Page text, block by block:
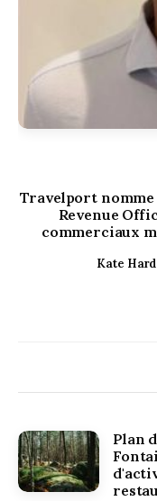
Travelport nomme
Revenue
commerciaux
Kate
Plan